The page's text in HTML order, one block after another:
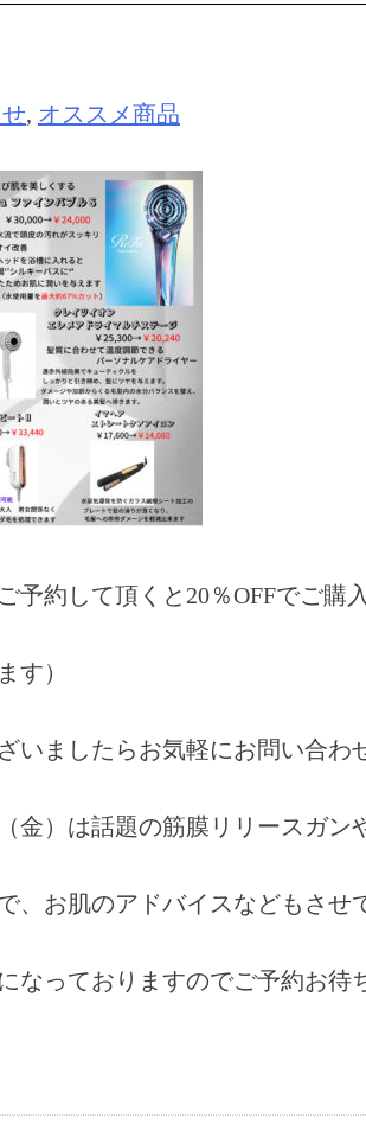
, オススメ商品
予約して頂くと20％OFFでご購
す）
いましたらお気軽にお問い合わ
金）は話題の筋膜リリースガン
、お肌のアドバイスなどもさせ
なっておりますのでご予約お待